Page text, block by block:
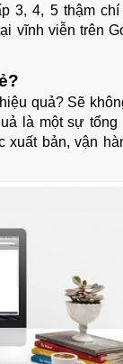
3, 4, 5 thậm
vĩnh viễn trên
quả? Sẽ
là một sự
xuất bản, vận